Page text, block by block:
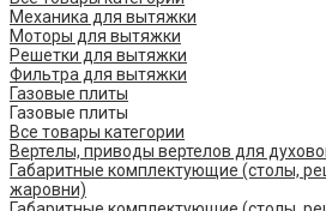
Механика для вытяжки
Моторы для вытяжки
Решетки для вытяжки
Фильтра для вытяжки
Газовые плиты
Газовые плиты
Все товары категории
Вертелы, приводы вертелов для
Габаритные комплектующие (столы,
жаровни)